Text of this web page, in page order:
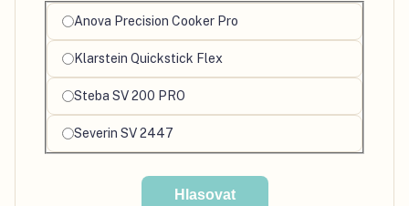
Vyberte
svůj
oblíbený
produkt
Anova Precision Cooker Pro
Klarstein Quickstick Flex
Steba SV 200 PRO
Severin SV 2447
Hlasovat